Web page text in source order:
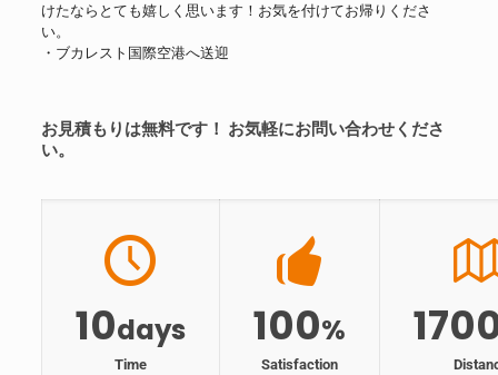
けたならとても嬉しく思います！お気を付けてお帰りくださ
い。
・ブカレスト国際空港へ送迎
お見積もりは無料です！ お気軽にお問い合わせくださ
い。
10days
Time
100%
Satisfaction